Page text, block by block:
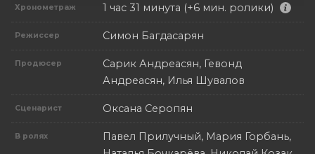
Хронометраж 1 час 31 минута (+6 мин. ролики)
Режиссер Симон Багдасарян
Продюсер
Сарик Андреасян, Гевонд
Андреасян, Илья Шувалов
Сценарист Оксана Серопян
В ролях
Павел Прилучный, Мария Горбань,